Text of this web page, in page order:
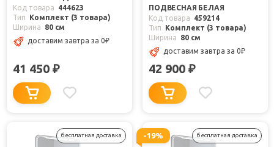
Код товара
444623
Тип
Комплект (3 товара)
Ширина
80 см
доставим завтра за 0₽
41 450 ₽
ПОДВЕСНАЯ БЕЛАЯ
Код товара
459214
Тип
Комплект (3 товара)
Ширина
80 см
доставим завтра за 0₽
42 900 ₽
бесплатная доставка -19% бесплатная доставка